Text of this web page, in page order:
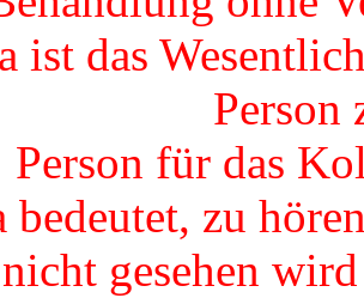
ist das
Person
Person für das
bedeutet, zu
gesehen